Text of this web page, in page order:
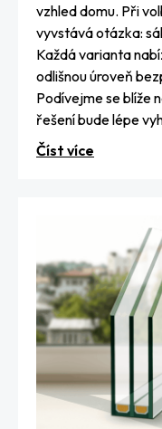
vzhled domu. Při
vyvstává otázka:
Každá varianta
odlišnou úroveň
Podívejme se blíže
řešení bude lépe
Číst více